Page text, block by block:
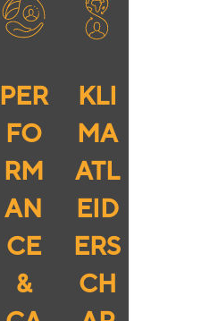
PER
FO
RM
AN
CE
&
KLI
MA
ATL
EID
ERS
CH